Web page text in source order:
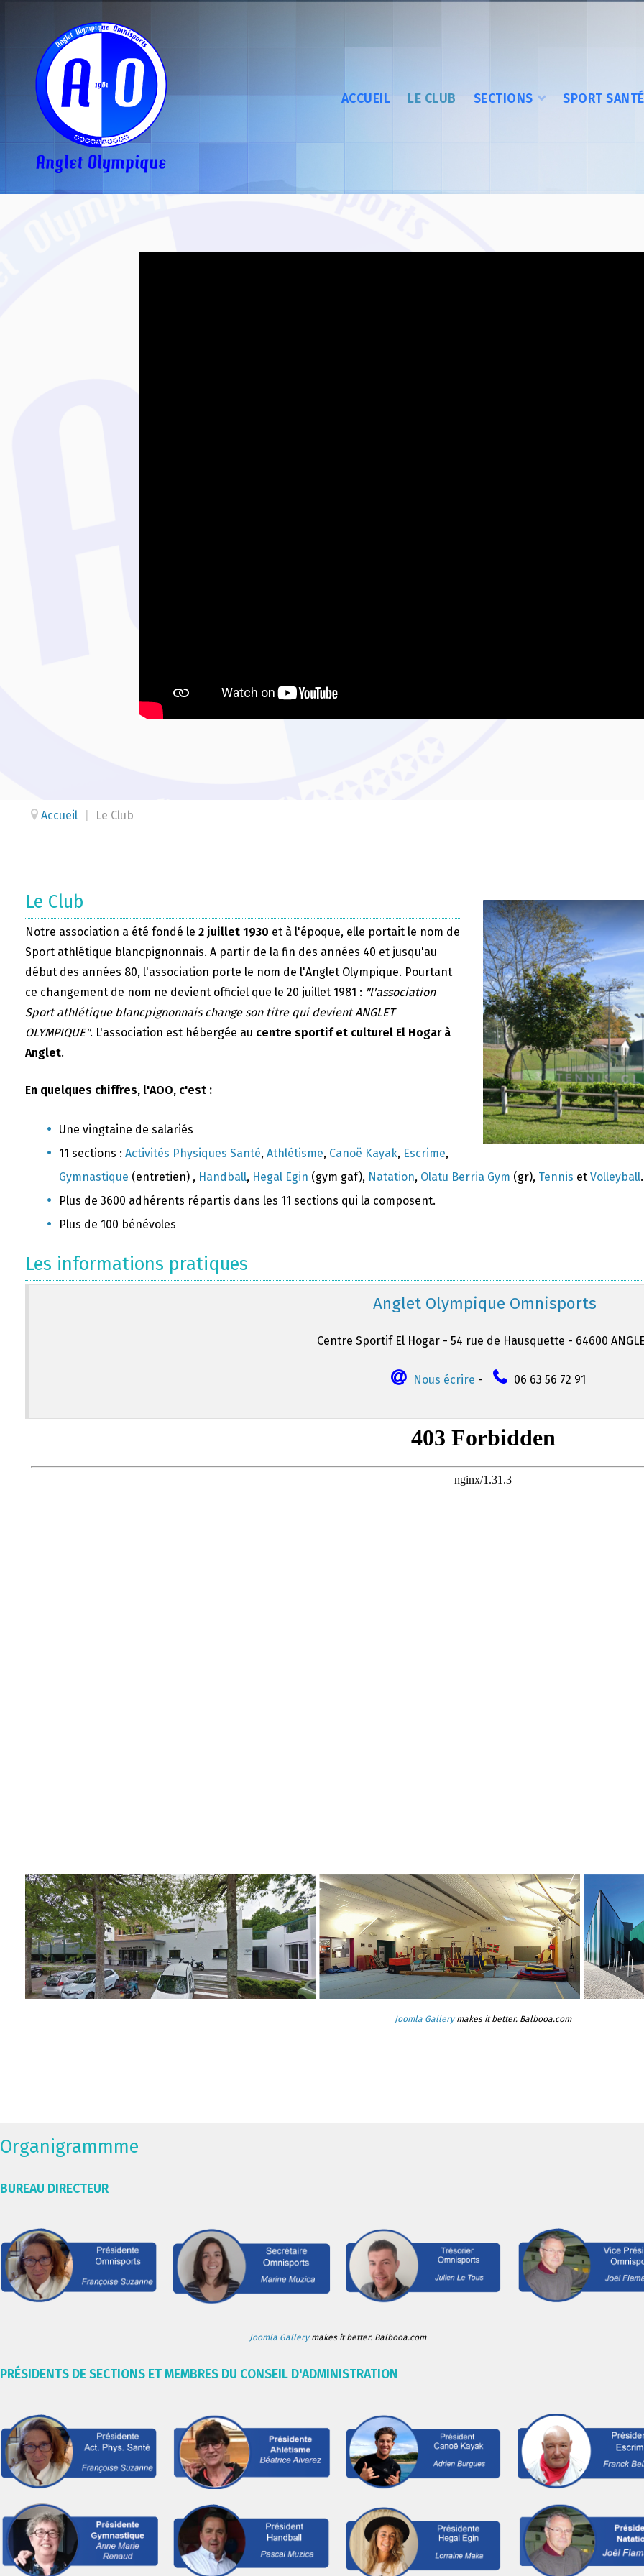
ACCUEIL LE CLUB SECTIONS SPORT SANTÉ
Accueil Le Club
Le Club
Notre association a été fondé le 2 juillet 1930 et à l'époque, elle portait le nom de
Sport athlétique blancpignonnais. A partir de la fin des années 40 et jusqu'au
début des années 80, l'association porte le nom de l'Anglet Olympique. Pourtant
ce changement de nom ne devient officiel que le 20 juillet 1981 : "l'association
Sport athlétique blancpignonnais change son titre qui devient ANGLET
OLYMPIQUE". L'association est hébergée au centre sportif et culturel El Hogar à
Anglet.
En quelques chiffres, l'AOO, c'est :
Une vingtaine de salariés
11 sections : Activités Physiques Santé, Athlétisme, Canoë Kayak, Escrime,
Gymnastique (entretien) , Handball, Hegal Egin (gym gaf), Natation, Olatu Berria Gym (gr), Tennis et Volleyball.
Plus de 3600 adhérents répartis dans les 11 sections qui la composent.
Plus de 100 bénévoles
Les informations pratiques
Anglet Olympique Omnisports
Centre Sportif El Hogar - 54 rue de Hausquette - 64600
Nous écrire - 06 63 56 72 91
Joomla Gallerymakes it better. Balbooa.com
Organigrammme
BUREAU DIRECTEUR
Joomla Gallerymakes it better. Balbooa.com
PRÉSIDENTS DE SECTIONS ET MEMBRES DU CONSEIL D'ADMINISTRATION